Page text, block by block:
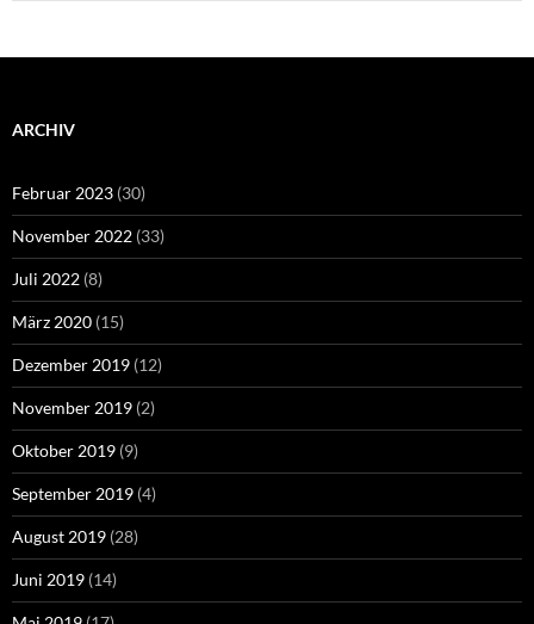
ARCHIV
Februar 2023 (30)
November 2022 (33)
Juli 2022 (8)
März 2020 (15)
Dezember 2019 (12)
November 2019 (2)
Oktober 2019 (9)
September 2019 (4)
August 2019 (28)
Juni 2019 (14)